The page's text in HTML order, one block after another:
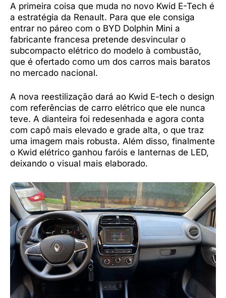
A primeira coisa que muda no novo Kwid E-Tech é
a estratégia da Renault. Para que ele consiga
entrar no páreo com o BYD Dolphin Mini a
fabricante francesa pretende desvincular o
subcompacto elétrico do modelo à combustão,
que é ofertado como um dos carros mais baratos
no mercado nacional.
A nova reestilização dará ao Kwid E-tech o design
com referências de carro elétrico que ele nunca
teve. A dianteira foi redesenhada e agora conta
com capô mais elevado e grade alta, o que traz
uma imagem mais robusta. Além disso, finalmente
o Kwid elétrico ganhou faróis e lanternas de LED,
deixando o visual mais elaborado.